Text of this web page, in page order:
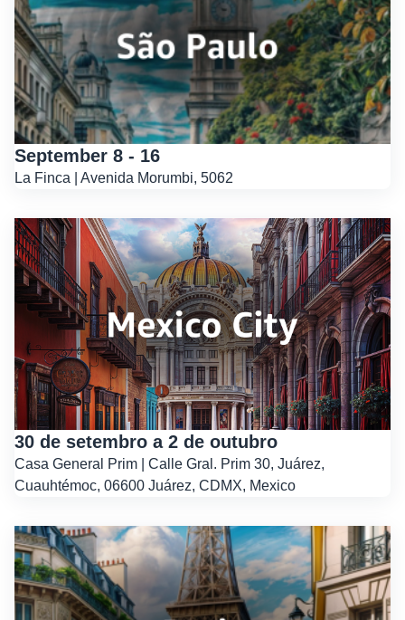
September 8 - 16
La Finca | Avenida Morumbi, 5062
30 de setembro a 2 de outubro
Casa General Prim | Calle Gral. Prim 30, Juárez,
Cuauhtémoc, 06600 Juárez, CDMX, Mexico